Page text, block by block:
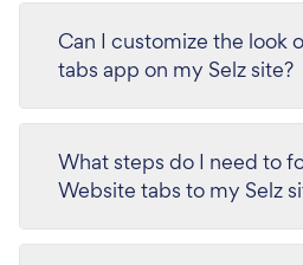
Can I customize the look
tabs app on my Selz site?
What steps do I need to
Website tabs to my Selz